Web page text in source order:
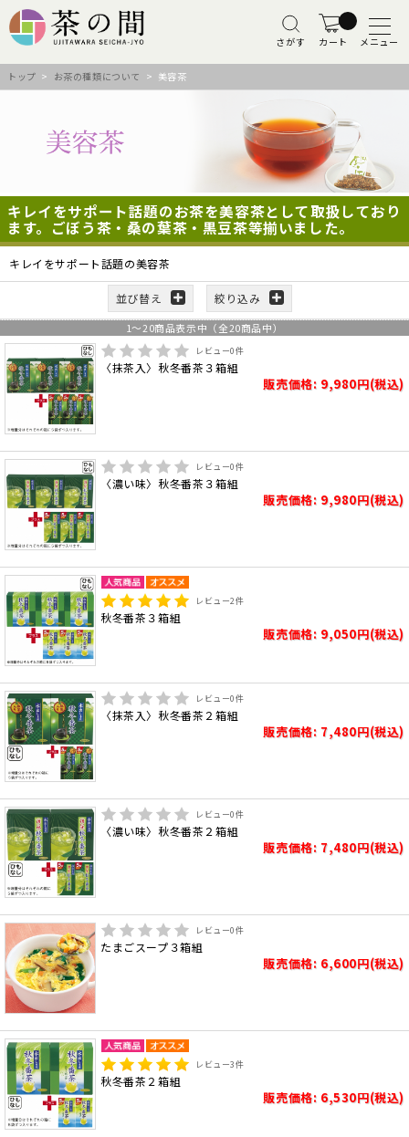
さがす カート メニュー
トップ > お茶の種類について > 美容茶
キレイをサポート話題のお茶を美容茶として取扱しており
ます。ごぼう茶・桑の葉茶・黒豆茶等揃いました。
キレイをサポート話題の美容茶
並び替え 絞り込み
1～20商品表示中（全20商品中）
レビュー0件
〈抹茶入〉秋冬番茶３箱組
販売価格: 9,980円(税込)
レビュー0件
〈濃い味〉秋冬番茶３箱組
販売価格: 9,980円(税込)
レビュー2件
秋冬番茶３箱組
販売価格: 9,050円(税込)
レビュー0件
〈抹茶入〉秋冬番茶２箱組
販売価格: 7,480円(税込)
レビュー0件
〈濃い味〉秋冬番茶２箱組
販売価格: 7,480円(税込)
レビュー0件
たまごスープ３箱組
販売価格: 6,600円(税込)
レビュー3件
秋冬番茶２箱組
販売価格: 6,530円(税込)